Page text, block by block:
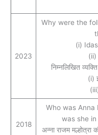
2023
Why were the
(i)
(ii)
निम्नलिखित
(i)
2018
Who was Anna
was she
अन्ना राजम मल्होत्रा